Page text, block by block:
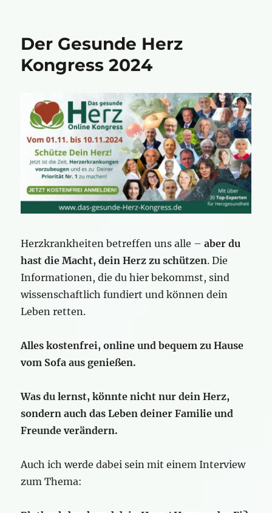
Der Gesunde Herz
Kongress 2024
Herzkrankheiten betreffen uns alle –aber du
hast die Macht, dein Herz zu schützen. Die
Informationen, die du hier bekommst, sind
wissenschaftlich fundiert und können dein
Leben retten.
Alles kostenfrei, online und bequem zu Hause
vom Sofa aus genießen.
Was du lernst, könnte nicht nur dein Herz,
sondern auch das Leben deiner Familie und
Freunde verändern.
Auch ich werde dabei sein mit einem Interview
zum Thema: